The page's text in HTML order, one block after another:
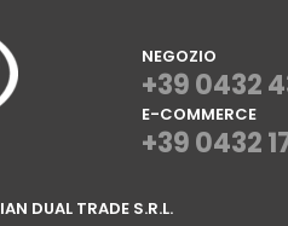
NEGOZIO
+39 0432
E-COMMERCE
+39 0432
DUAL TRADE S.R.L.